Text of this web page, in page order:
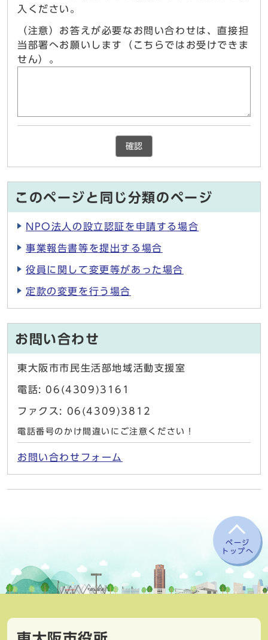
入ください。
（注意）お答えが必要なお問い合わせは、直接担
当部署へお願いします（こちらではお受けできま
せん）。
確認
このページと同じ分類のページ
NPO法人の設立認証を申請する場合
事業報告書等を提出する場合
役員に関して変更等があった場合
定款の変更を行う場合
お問い合わせ
東大阪市市民生活部地域活動支援室
電話: 06(4309)3161
ファクス: 06(4309)3812
電話番号のかけ間違いにご注意ください！
お問い合わせフォーム
ページ
トップへ